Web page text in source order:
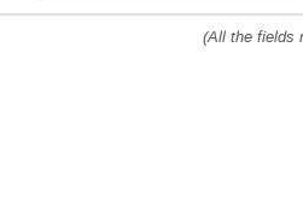
(All the fields